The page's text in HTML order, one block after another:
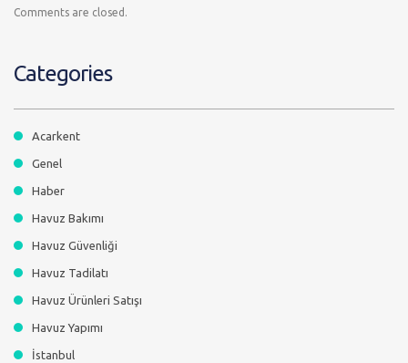
Comments are closed.
Categories
Acarkent
Genel
Haber
Havuz Bakımı
Havuz Güvenliği
Havuz Tadilatı
Havuz Ürünleri Satışı
Havuz Yapımı
İstanbul